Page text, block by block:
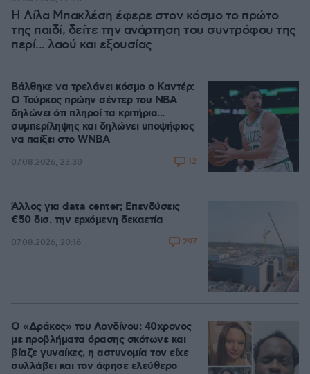
Η Λίλα Μπακλέση έφερε στον κόσμο το πρώτο
της παιδί, δείτε την ανάρτηση του συντρόφου της
περί... λαού και εξουσίας
Βάλθηκε να τρελάνει κόσμο ο Καντέρ:
Ο Τούρκος πρώην σέντερ του NBA
δηλώνει ότι πληροί τα κριτήρια...
συμπερίληψης και δηλώνει υποψήφιος
να παίξει στο WNBA
07.08.2026, 23:30 12
Άλλος για data center; Επενδύσεις
€50 δισ. την ερχόμενη δεκαετία
07.08.2026, 20:16 297
Ο «Δράκος» του Λονδίνου: 40χρονος
με προβλήματα όρασης σκότωνε και
βίαζε γυναίκες, η αστυνομία τον είχε
συλλάβει και τον άφησε ελεύθερο